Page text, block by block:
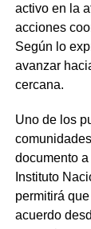
activo en la
acciones
Según lo
avanzar
cercana.
Uno de los
documento
Instituto
permitirá
acuerdo